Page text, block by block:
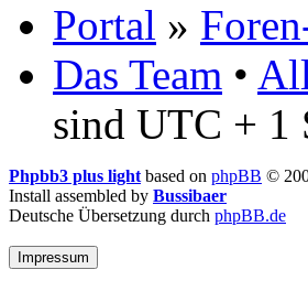
Portal »
Das Team •
sind UTC + 1
Phpbb3 plus light based on phpBB ©
Install assembled by Bussibaer
Deutsche Übersetzung durch phpBB.de